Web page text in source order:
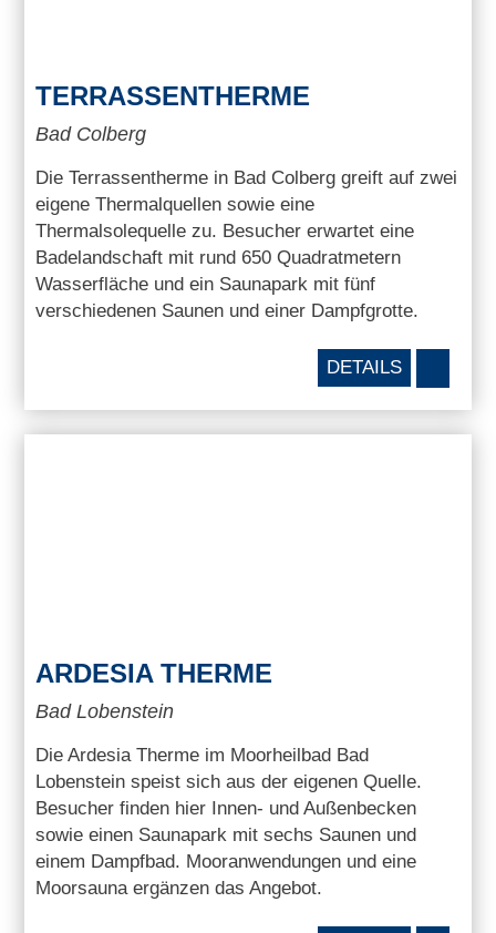
TERRASSENTHERME
Bad Colberg
Die Terrassentherme in Bad Colberg greift auf zwei
eigene Thermalquellen sowie eine
Thermalsolequelle zu. Besucher erwartet eine
Badelandschaft mit rund 650 Quadratmetern
Wasserfläche und ein Saunapark mit fünf
verschiedenen Saunen und einer Dampfgrotte.
DETAILS
ARDESIA THERME
Bad Lobenstein
Die Ardesia Therme im Moorheilbad Bad
Lobenstein speist sich aus der eigenen Quelle.
Besucher finden hier Innen- und Außenbecken
sowie einen Saunapark mit sechs Saunen und
einem Dampfbad. Mooranwendungen und eine
Moorsauna ergänzen das Angebot.